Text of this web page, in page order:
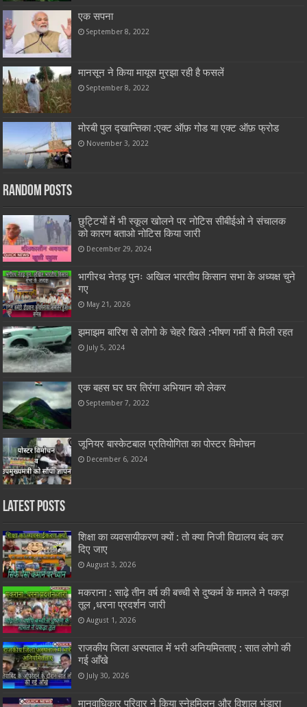
एक सपना
September 8, 2022
मानसून ने किया मायूस मुरझा रही है फसलें
September 8, 2022
मोरबी पुल द्खान्तिका :एक्ट ऑफ़ गोड या एक्ट ऑफ़ फ्रोड
November 3, 2022
Random Posts
छुट्टियों में भी स्कूल खोलने पर नोटिस सीबीईओ ने संचालक
को कारण बताओ नोटिस किया जारी
December 29, 2024
भागीरथ नेतड़ पुनः अखिल भारतीय किसान सभा के अध्यक्ष चुने
गए
May 21, 2026
झमाझम बारिश से लोगो के चेहरे खिले :भीषण गर्मी से मिली रहत
July 5, 2024
एक बहस घर घर तिरंगा अभियान को लेकर
September 7, 2022
जूनियर बास्केटबाल प्रतियोगिता का पोस्टर विमोचन
December 6, 2024
Latest Posts
शिक्षा का व्यवसायीकरण क्यों : तो क्या निजी विद्यालय बंद कर
दिए जाए
August 3, 2026
मकराना : साढ़े तीन वर्ष की बच्ची से दुष्कर्म के मामले ने पकड़ा
तूल ,धरना प्रदर्शन जारी
August 1, 2026
राजकीय जिला अस्पताल में भरी अनियमितताए : सात लोगो की
गई आँखे
July 30, 2026
मानवाधिकार परिवार ने किया स्नेहमिलन और विशाल भंडारा